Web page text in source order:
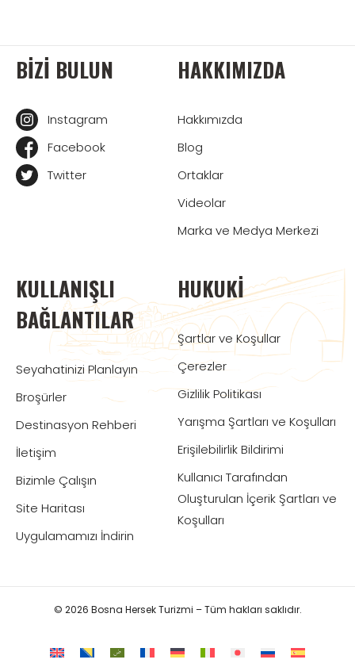
BIZI BULUN
Instagram
Facebook
Twitter
HAKKIMIZDA
Hakkımızda
Blog
Ortaklar
Videolar
Marka ve Medya Merkezi
KULLANIŞLI
BAĞLANTILAR
Seyahatinizi Planlayın
Broşürler
Destinasyon Rehberi
İletişim
Bizimle Çalışın
Site Haritası
Uygulamamızı İndirin
HUKUKI
Şartlar ve Koşullar
Çerezler
Gizlilik Politikası
Yarışma Şartları ve Koşulları
Erişilebilirlik Bildirimi
Kullanıcı Tarafından
Oluşturulan İçerik Şartları ve
Koşulları
© 2026 Bosna Hersek Turizmi – Tüm hakları saklıdır.